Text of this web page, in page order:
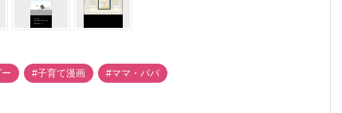
#子育て漫画 #ママ・パパ